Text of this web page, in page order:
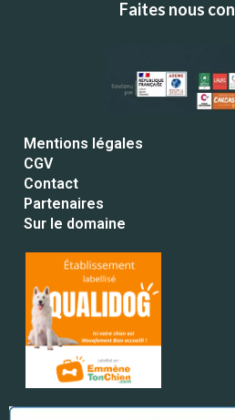
Faites nous
Mentions légales
CGV
Contact
Partenaires
Sur le domaine